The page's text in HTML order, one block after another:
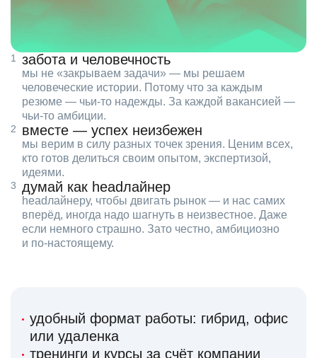
забота и человечность
мы не «закрываем задачи» — мы решаем
человеческие истории. Потому что за каждым
резюме — чьи‑то надежды. За каждой вакансией —
чьи‑то амбиции.
вместе — успех неизбежен
мы верим в силу разных точек зрения. Ценим всех,
кто готов делиться своим опытом, экспертизой,
идеями.
думай как headлайнер
headлайнеру, чтобы двигать рынок — и нас самих
вперёд, иногда надо шагнуть в неизвестное. Даже
если немного страшно. Зато честно, амбициозно
и по‑настоящему.
удобный формат работы: гибрид, офис
или удаленка
тренинги и курсы за счёт компании